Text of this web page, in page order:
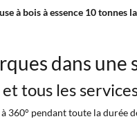
à bois à essence 10
dans une
tous les
360° pendant toute la durée